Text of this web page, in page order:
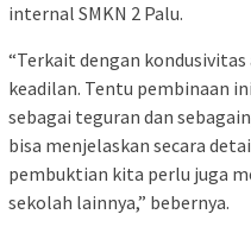
internal SMKN 2 Palu.
“Terkait dengan
keadilan. Tentu pembinaan
sebagai teguran dan
bisa menjelaskan secara
pembuktian kita perlu juga
sekolah lainnya,” bebernya.